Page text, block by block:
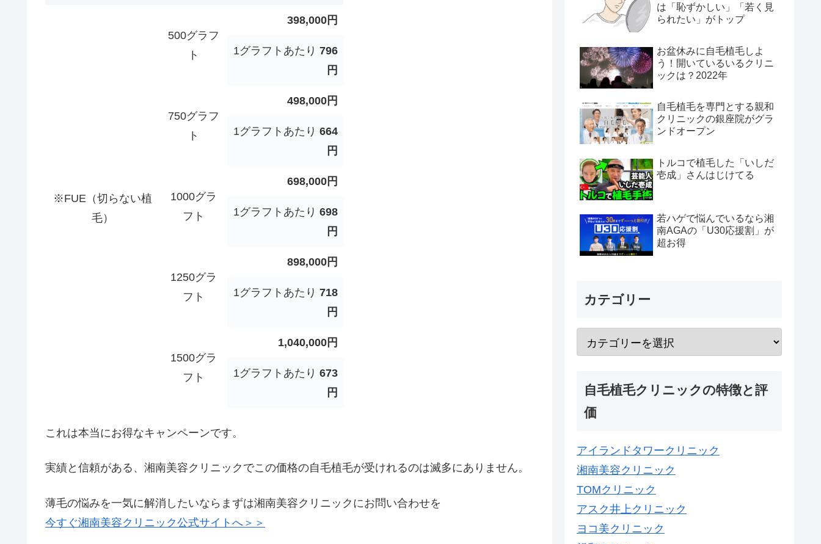
※FUE（切らない植
毛）
500グラフ
ト
398,000円
1グラフトあたり 796
円
750グラフ
ト
498,000円
1グラフトあたり 664
円
1000グラ
フト
698,000円
1グラフトあたり 698
円
1250グラ
フト
898,000円
1グラフトあたり 718
円
1500グラ
フト
1,040,000円
1グラフトあたり 673
円
これは本当にお得なキャンペーンです。
実績と信頼がある、湘南美容クリニックでこの価格の自毛植毛が受けれるのは滅多にありません。
薄毛の悩みを一気に解消したいならまずは湘南美容クリニックにお問い合わせを
今すぐ湘南美容クリニック公式サイトへ＞＞
は「恥ずかしい」「若く見
られたい」がトップ
お盆休みに自毛植毛しよ
う！開いているいるクリニ
ックは？2022年
自毛植毛を専門とする親和
クリニックの銀座院がグラ
ンドオープン
トルコで植毛した「いしだ
壱成」さんはじけてる
若ハゲで悩んでいるなら湘
南AGAの「U30応援割」が
超お得
カテゴリー
自毛植毛クリニックの特徴と評
価
アイランドタワークリニック
湘南美容クリニック
TOMクリニック
アスク井上クリニック
ヨコ美クリニック